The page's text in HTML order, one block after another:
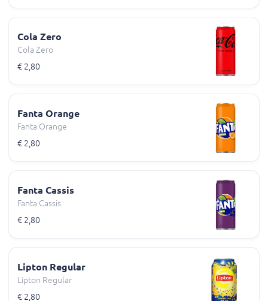
Cola Zero
Cola Zero
€ 2,80
Fanta Orange
Fanta Orange
€ 2,80
Fanta Cassis
Fanta Cassis
€ 2,80
Lipton Regular
Lipton Regular
€ 2,80